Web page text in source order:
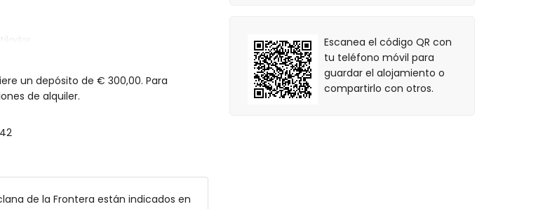
un depósito de € 300,00. Para
de alquiler.
de la Frontera están indicados en
Escanea el código QR con
tu teléfono móvil para
guardar el alojamiento o
compartirlo con otros.